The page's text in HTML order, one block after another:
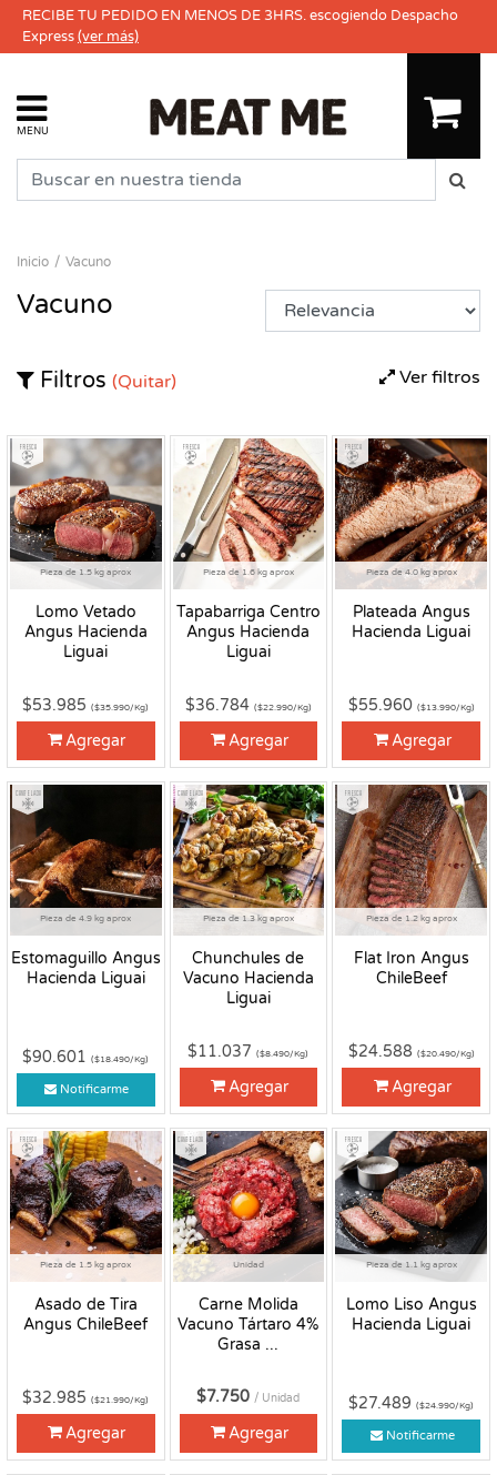
RECIBE TU PEDIDO EN MENOS DE 3HRS. escogiendo Despacho
Express(ver más)
MENU
Inicio Vacuno
Vacuno
Ver filtros
Filtros (Quitar)
Pieza de 1.5 kg aprox
Lomo Vetado
Angus Hacienda
Liguai
Fresco
$53.985($35.990/Kg)
Agregar
Pieza de 1.6 kg aprox
Tapabarriga Centro
Angus Hacienda
Liguai
Fresco
$36.784 ($22.990/Kg)
Agregar
Pieza de 4.0 kg aprox
Plateada Angus
Hacienda Liguai
Fresco
$55.960 ($13.990/Kg)
Agregar
Pieza de 4.9 kg aprox
Estomaguillo Angus
Hacienda Liguai
Congelado
$90.601($18.490/Kg)
Notificarme
Pieza de 1.3 kg aprox
Chunchules de
Vacuno Hacienda
Liguai
Congelado
$11.037($8.490/Kg)
Agregar
Pieza de 1.2 kg aprox
Flat Iron Angus
ChileBeef
Fresco
$24.588 ($20.490/Kg)
Agregar
Pieza de 1.5 kg aprox
Asado de Tira
Angus ChileBeef
Fresco
$32.985($21.990/Kg)
Agregar
Unidad
Carne Molida
Vacuno Tártaro 4%
Grasa ...
Congelado
$7.750 / Unidad
Agregar
Pieza de 1.1 kg aprox
Lomo Liso Angus
Hacienda Liguai
Fresco
$27.489($24.990/Kg)
Notificarme